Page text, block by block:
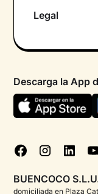
Psicólogo por
Ayuda urgente
FAQ
Corporate
Legal
Política de
Declaración de
Gestionar
Descarga la App
BUENCOCO
domiciliada en Plaza